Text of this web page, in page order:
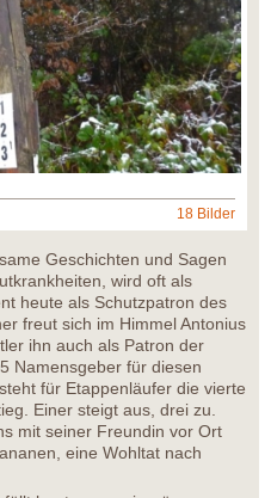
18 Bilder
Geschichten und Sagen
wird oft als
heute als Schutzpatron des
freut sich im Himmel Antonius
ihn auch als Patron der
Namensgeber für diesen
für Etappenläufer die vierte
Einer steigt aus, drei zu.
mit seiner Freundin vor Ort
eine Wohltat nach